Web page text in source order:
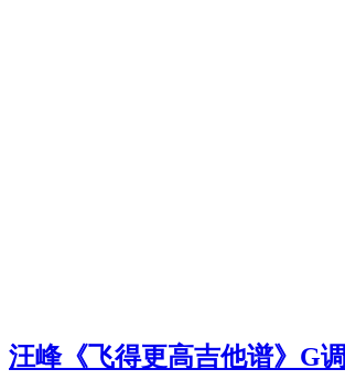
汪峰《飞得更高吉他谱》G